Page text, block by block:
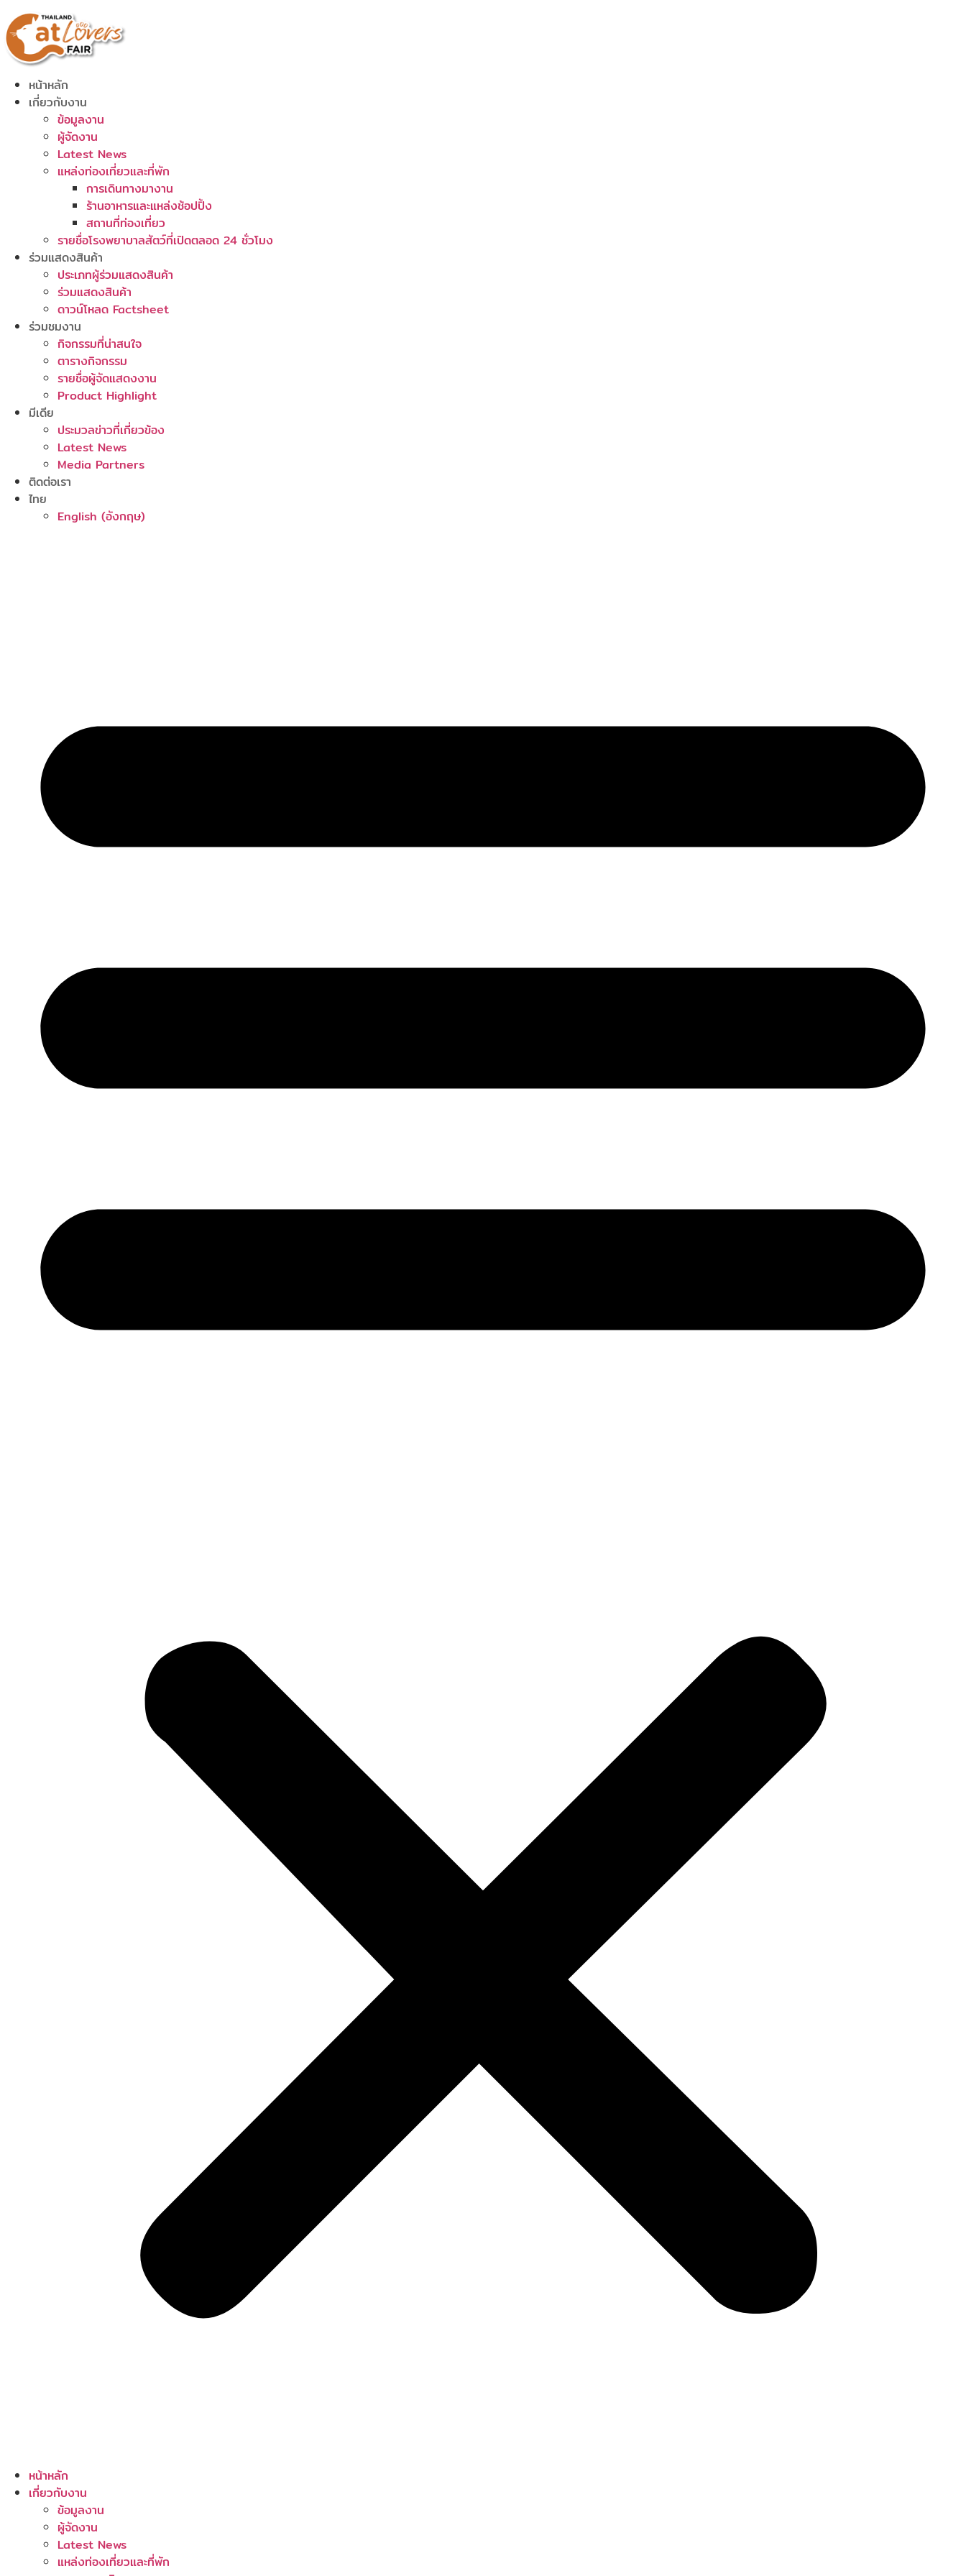
to
content
หน้าหลัก
เกี่ยวกับงาน
ข้อมูลงาน
ผู้จัดงาน
Latest News
แหล่งท่องเที่ยวและที่พัก
การเดินทางมางาน
ร้านอาหารและแหล่งช้อปปิ้ง
สถานที่ท่องเที่ยว
รายชื่อโรงพยาบาลสัตว์ที่เปิดตลอด 24 ชั่วโมง
ร่วมแสดงสินค้า
ประเภทผู้ร่วมแสดงสินค้า
ร่วมแสดงสินค้า
ดาวน์โหลด Factsheet
ร่วมชมงาน
กิจกรรมที่น่าสนใจ
ตารางกิจกรรม
รายชื่อผู้จัดแสดงงาน
Product Highlight
มีเดีย
ประมวลข่าวที่เกี่ยวข้อง
Latest News
Media Partners
ติดต่อเรา
ไทย
English (อังกฤษ)
หน้าหลัก
เกี่ยวกับงาน
ข้อมูลงาน
ผู้จัดงาน
Latest News
แหล่งท่องเที่ยวและที่พัก